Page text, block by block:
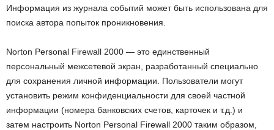
Информация из журнала событий может быть использована для
поиска автора попыток проникновения.
Norton Personal Firewall 2000 — это единственный
персональный межсетевой экран, разработанный специально
для сохранения личной информации. Пользователи могут
установить режим конфиденциальности для своей частной
информации (номера банковских счетов, карточек и т.д.) и
затем настроить Norton Personal Firewall 2000 таким образом,